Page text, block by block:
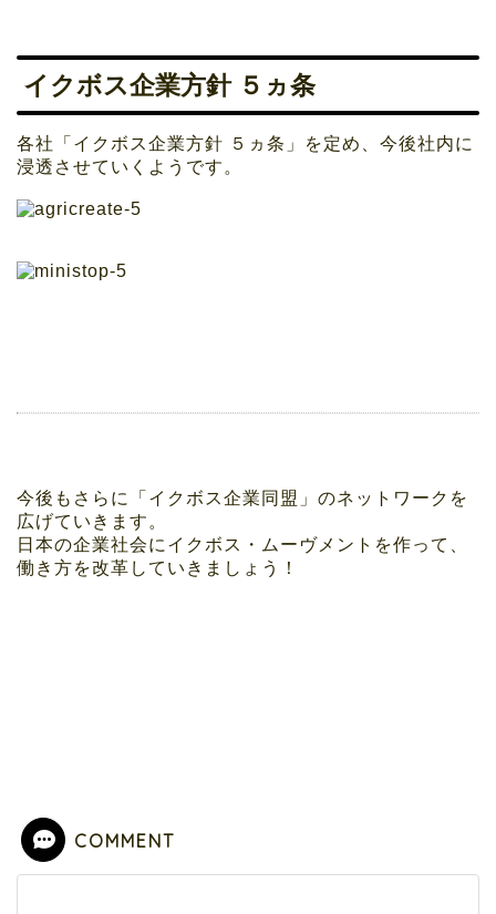
イクボス企業方針 ５ヵ条
各社「イクボス企業方針 ５ヵ条」を定め、今後社内に
浸透させていくようです。
今後もさらに「イクボス企業同盟」のネットワークを
広げていきます。
日本の企業社会にイクボス・ムーヴメントを作って、
働き方を改革していきましょう！
COMMENT